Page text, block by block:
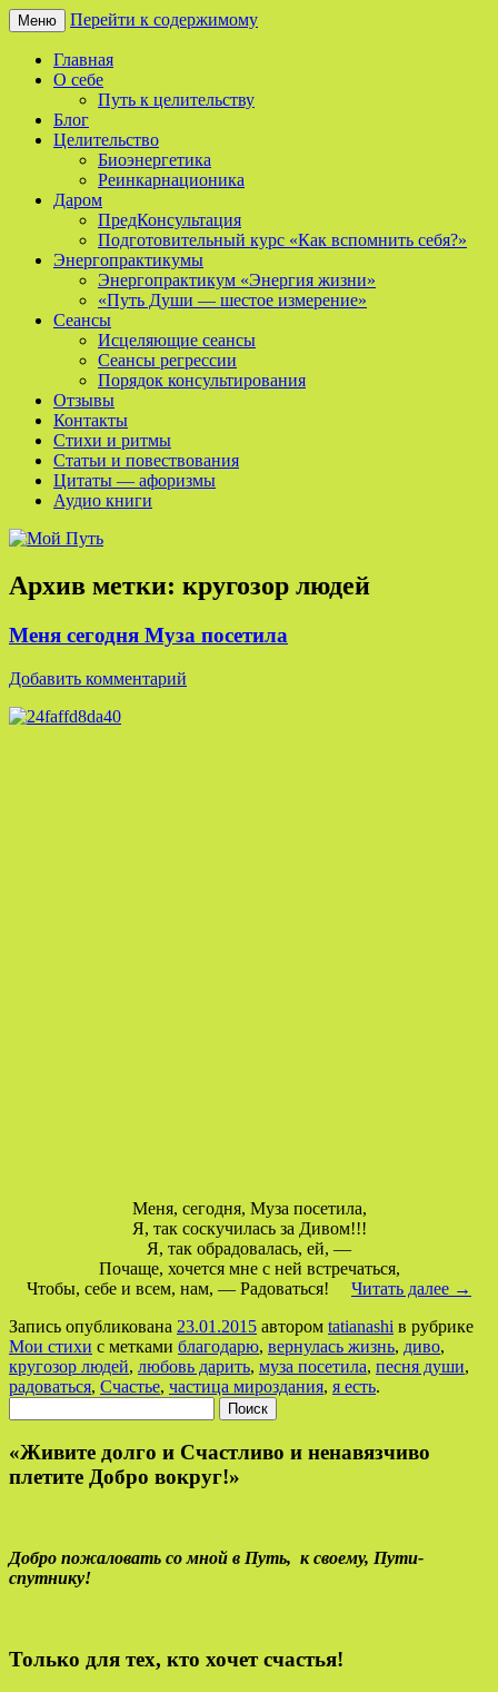
Мой Путь
целительстве
Меню Перейти к содержимому
Главная
О себе
Путь к целительству
Блог
Целительство
Биоэнергетика
Реинкарнационика
Даром
ПредКонсультация
Подготовительный курс «Как вспомнить себя?»
Энергопрактикумы
Энергопрактикум «Энергия жизни»
«Путь Души — шестое измерение»
Сеансы
Исцеляющие сеансы
Сеансы регрессии
Порядок консультирования
Отзывы
Контакты
Стихи и ритмы
Статьи и повествования
Цитаты — афоризмы
Аудио книги
Архив метки: кругозор людей
Меня сегодня Муза посетила
Добавить комментарий
Меня, сегодня, Муза посетила,
Я, так соскучилась за Дивом!!!
Я, так обрадовалась, ей, —
Почаще, хочется мне с ней встречаться,
Чтобы, себе и всем, нам, — Радоваться! Читать далее →
Запись опубликована 23.01.2015 автором tatianashi в рубрике
Мои стихи с метками благодарю, вернулась жизнь, диво,
кругозор людей, любовь дарить, муза посетила, песня души,
радоваться, Счастье, частица мироздания, я есть.
«Живите долго и Счастливо и ненавязчиво
плетите Добро вокруг!»
Добро пожаловать со мной в Путь, к своему, Пути-
спутнику!
Только для тех, кто хочет счастья!